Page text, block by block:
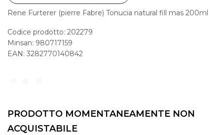
Rene Furterer (pierre Fabre) Tonucia natural fill mas 200ml
Codice prodotto: 202279
Minsan: 980717159
EAN: 3282770140842
PRODOTTO MOMENTANEAMENTE NON
ACQUISTABILE